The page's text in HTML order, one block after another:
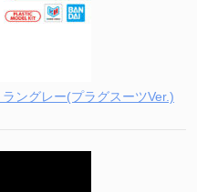
ングレー(プラグスーツVer.)